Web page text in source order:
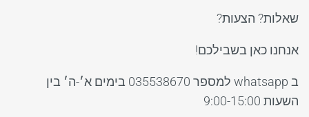
שאלות? הצעות?
אנחנו כאן בשבילכם!
ב whatsapp למספר 035538670 בימים א׳-ה׳ בין
השעות 9:00-15:00